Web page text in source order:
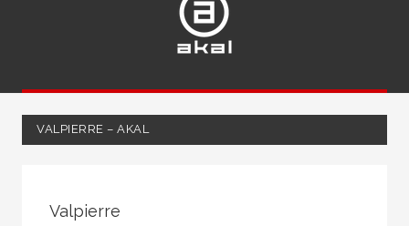
VALPIERRE – AKAL
Valpierre